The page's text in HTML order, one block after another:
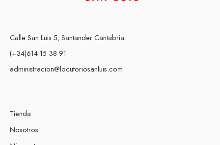
Calle San Luis 5, Santander Cantabria.
(+34)614 15 38 91
administracion@locutoriosanluis.com
Tienda
Nosotros